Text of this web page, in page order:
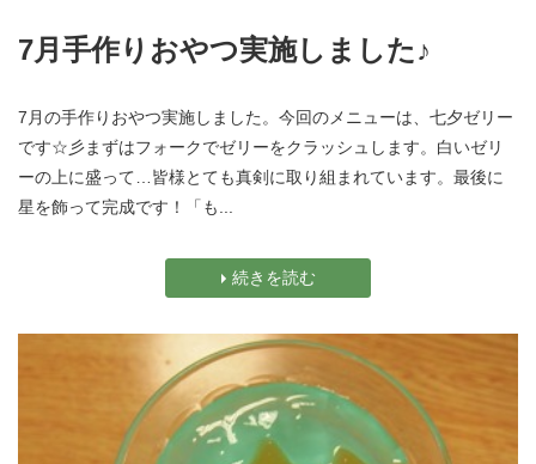
7月手作りおやつ実施しました♪
7月の手作りおやつ実施しました。今回のメニューは、七夕ゼリー
です☆彡まずはフォークでゼリーをクラッシュします。白いゼリ
ーの上に盛って…皆様とても真剣に取り組まれています。最後に
星を飾って完成です！「も...
続きを読む